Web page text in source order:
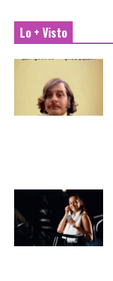
Lo + Visto